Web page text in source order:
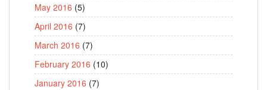
May 2016 (5)
April 2016 (7)
March 2016 (7)
February 2016 (10)
January 2016 (7)